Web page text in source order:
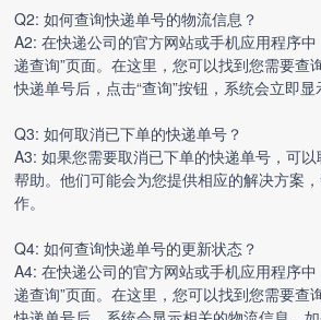
Q2: 如何查询快递单号的物流信息？
A2: 在快递公司的官方网站或手机应用程序中
递查询”页面。在这里，您可以找到您需要查
快递单号后，点击“查询”按钮，系统会立即显
Q3: 如何取消已下单的快递单号？
A3: 如果您需要取消已下单的快递单号，可
帮助。他们可能会为您提供相应的解决方案
作。
Q4: 如何查询快递单号的更新状态？
A4: 在快递公司的官方网站或手机应用程序中
递查询”页面。在这里，您可以找到您需要查